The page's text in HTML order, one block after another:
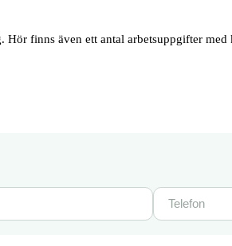
finns även ett antal arbetsuppgifter